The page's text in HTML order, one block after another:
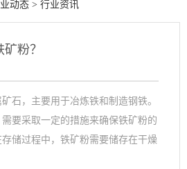
动态 > 行业资讯
粉？
石，主要用于冶炼铁和制造钢铁。
要采取一定的措施来确保铁矿粉的
储过程中，铁矿粉需要储存在干燥